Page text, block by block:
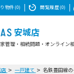
物件(0) 閲覧履歴(0)
安城店
管理・相続問題・オンライン
一戸建て 名鉄豊田線